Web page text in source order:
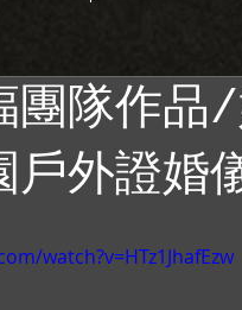
團隊作
戶外證婚
watch?v=HTz1JhafEzw